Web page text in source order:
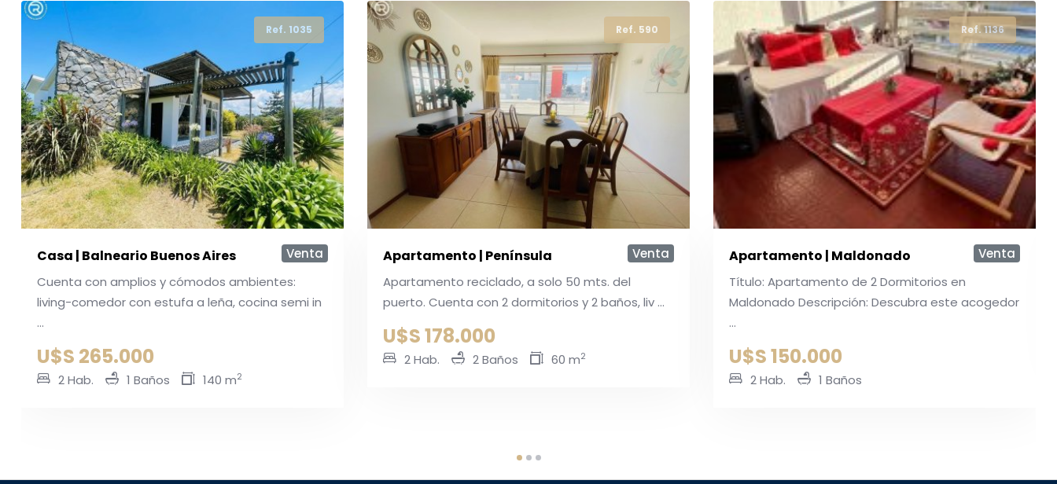
Ref. 1035 Ref. 1035
Ref. 590 Ref. 590 Ref. 590
Apartamento | Península
Venta
Apartamento reciclado, a solo 50 mts. del
puerto. Cuenta con 2 dormitorios y 2 baños, liv ...
U$S 178.000
2 Hab. 2 Baños
Ref. 1136 Ref. 1136 Ref. 1136
Apartamento | Maldonado
Venta
Título: Apartamento de 2 Dormitorios en
Maldonado Descripción: Descubra este acogedor
U$S 150.000
Ref. 1137 Ref. 1137 Ref. 1137
Terreno | Manantiales
Venta
Terreno de 404 m2 ubicado a 7 cuadras del mar .
U$S 175.000
Ref. 158 Ref. 158